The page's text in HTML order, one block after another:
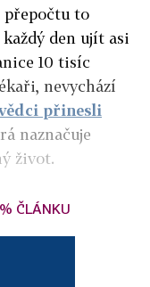
to
každý den ujít asi
10 tisíc
nevychází
přinesli
naznačuje
život.
ČLÁNKU